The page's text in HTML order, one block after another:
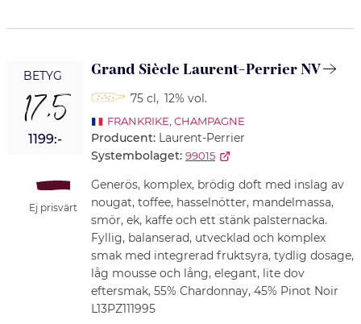
BETYG
17,5
1199:-
Ej prisvärt
Grand Siècle Laurent-Perrier NV
75 cl, 12% vol.
FRANKRIKE CHAMPAGNE
Producent: Laurent-Perrier
Systembolaget: 99015
Generös, komplex, brödig doft med inslag av
nougat, toffee, hasselnötter, mandelmassa,
smör, ek, kaffe och ett stänk palsternacka.
Fyllig, balanserad, utvecklad och komplex
smak med integrerad fruktsyra, tydlig dosage,
låg mousse och lång, elegant, lite dov
eftersmak, 55% Chardonnay, 45% Pinot Noir
L13PZ111995